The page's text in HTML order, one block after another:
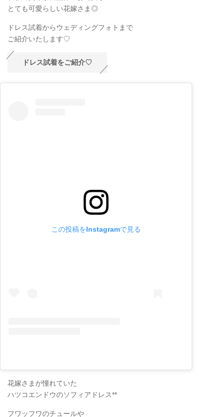
とても可愛らしい花嫁さま◎
ドレス試着からウェディングフォトまで
ご紹介いたします♡
ドレス試着をご紹介♡
この投稿をInstagramで見る
花嫁さまが憧れていた
ハツコエンドウのソフィアドレス**
フワッフワのチュールや